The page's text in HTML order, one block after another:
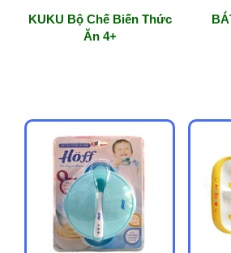
KUKU Bộ Chế Biến Thức
Ăn 4+